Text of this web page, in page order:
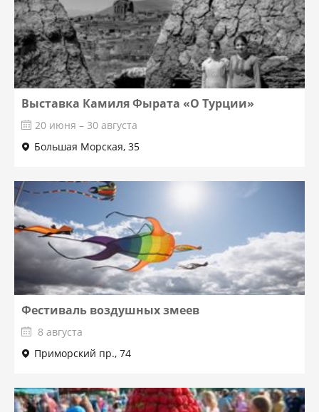
Выставка Камиля Фырата «О Турции»
20 июня – 30 августа
Большая Морская, 35
Фестиваль воздушных змеев
8 августа
Приморский пр., 74